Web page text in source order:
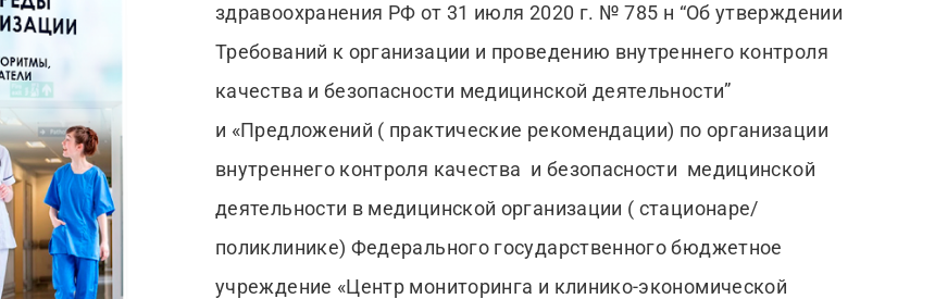
здравоохранения РФ от 31 июля 2020 г. № 785 н “Об утверждении
Требований к организации и проведению внутреннего контроля
качества и безопасности медицинской деятельности”
и «Предложений ( практические рекомендации) по организации
внутреннего контроля качества и безопасности медицинской
деятельности в медицинской организации ( стационаре/
поликлинике) Федерального государственного бюджетное
учреждение «Центр мониторинга и клинико-экономической